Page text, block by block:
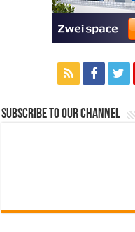
Subscribe to our Channel